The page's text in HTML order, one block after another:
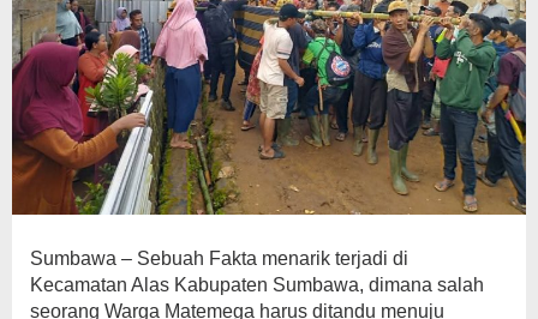
Sumbawa – Sebuah Fakta menarik terjadi di
Kecamatan Alas Kabupaten Sumbawa, dimana salah
seorang Warga Matemega harus ditandu menuju